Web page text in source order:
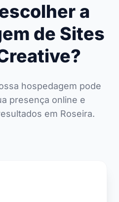
a
de Sites
hospedagem pode
presença online e
em Roseira.